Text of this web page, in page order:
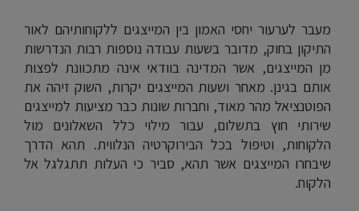
מעבר לערעור יחסי האמון בין המייצגים ללקוחותיהם לאור
התיקון בחוק, מדובר בשעות עבודה נוספות רבות הנדרשות
מן המייצגים, אשר המדינה בוודאי אינה מתכוונת לפצות
אותם בגינן. מאחר ושעות המייצגים יקרות, השוק זיהה את
הפוטנציאל מהר מאוד, וחברות שונות כבר מציעות למייצגים
שירותי חוץ בתשלום, עבור מילוי כלל השאלונים מול
הלקוחות, וטיפול בכל הבירוקרטיה הנלווית. תהא הדרך
שיבחרו המייצגים אשר תהא, סביר כי העלות תתגלגל אל
הלקוח.